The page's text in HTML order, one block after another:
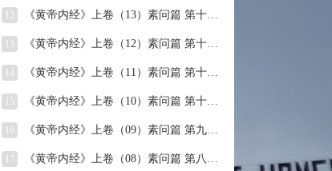
12 《黄帝内经》上卷（13）素问篇 第十三篇 移精变气论
13 《黄帝内经》上卷（12）素问篇 第十二篇 异法方宜论
14 《黄帝内经》上卷（11）素问篇 第十一篇 五藏别论
15 《黄帝内经》上卷（10）素问篇 第十篇 五藏生成
16 《黄帝内经》上卷（09）素问篇 第九篇 六节藏象论
17 《黄帝内经》上卷（08）素问篇 第八篇 灵兰秘典论